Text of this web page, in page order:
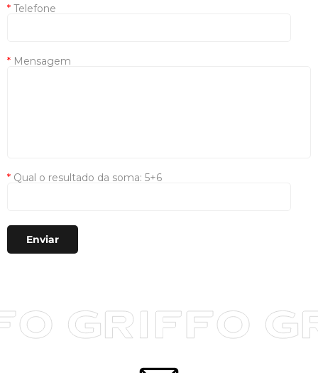
* Telefone
* Mensagem
* Qual o resultado da soma: 5+6